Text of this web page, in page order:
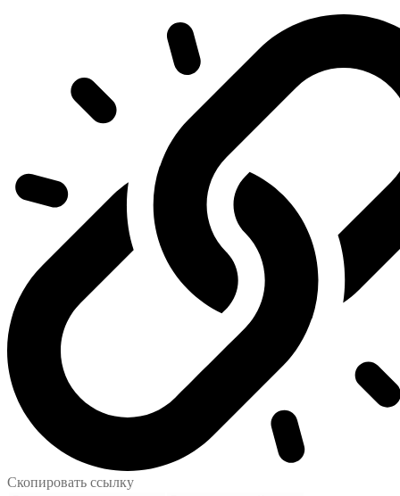
Скопировать ссылку